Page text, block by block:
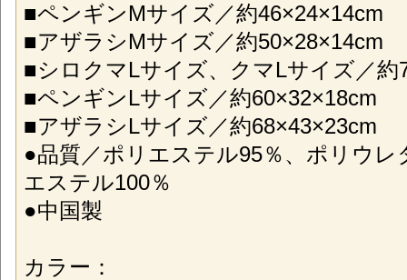
■ペンギンMサイズ／約46×24×14cm
■アザラシMサイズ／約50×28×14cm
■シロクマLサイズ、クマLサイズ／約
■ペンギンLサイズ／約60×32×18cm
■アザラシLサイズ／約68×43×23cm
●品質／ポリエステル95％、ポリウレ
エステル100％
●中国製
カラー：